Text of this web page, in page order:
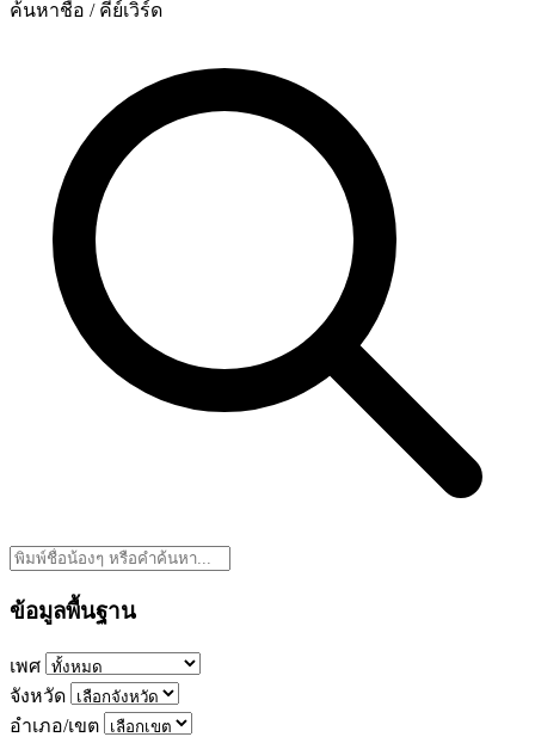
ค้นหาชื่อ / คีย์เวิร์ด
ข้อมูลพื้นฐาน
เพศ
จังหวัด
อำเภอ/เขต